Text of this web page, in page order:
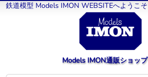
鉄道模型 Models IMON WEBSITEへようこそ
Models IMON通販ショップ